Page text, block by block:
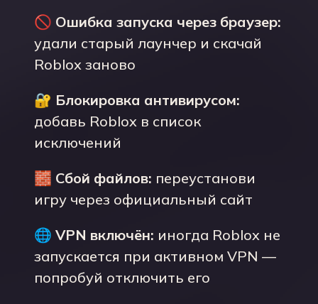
🚫 Ошибка запуска через браузер:
удали старый лаунчер и скачай
Roblox заново
🔐 Блокировка антивирусом:
добавь Roblox в список
исключений
🧱 Сбой файлов: переустанови
игру через официальный сайт
🌐 VPN включён: иногда Roblox не
запускается при активном VPN —
попробуй отключить его